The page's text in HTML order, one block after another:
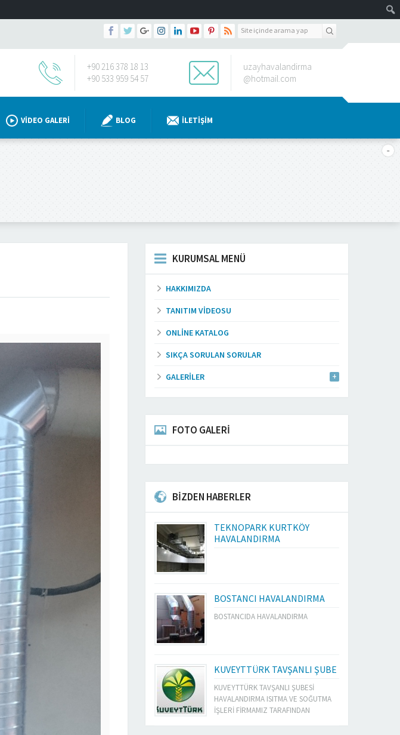
+90 216 378 18 13
+90 533 959 54 57
uzayhavalandirma
@hotmail.com
VIDEO GALERI BLOG İLETIŞIM
KURUMSAL MENÜ
HAKKIMIZDA
TANITIM VIDEOSU
ONLINE KATALOG
SIKÇA SORULAN SORULAR
GALERILER
FOTO GALERİ
BİZDEN HABERLER
TEKNOPARK KURTKÖY
HAVALANDIRMA
BOSTANCI HAVALANDIRMA
BOSTANCIDA HAVALANDIRMA
KUVEYTTÜRK TAVŞANLI ŞUBE
KUVEYTTÜRK TAVŞANLI ŞUBESİ
HAVALANDIRMA ISITMA VE SOĞUTMA
İŞLERİ FİRMAMIZ TARAFINDAN